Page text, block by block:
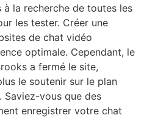
la recherche de toutes les
les tester. Créer une
de chat vidéo
optimale. Cependant, le
a fermé le site,
le soutenir sur le plan
vous que des
enregistrer votre chat